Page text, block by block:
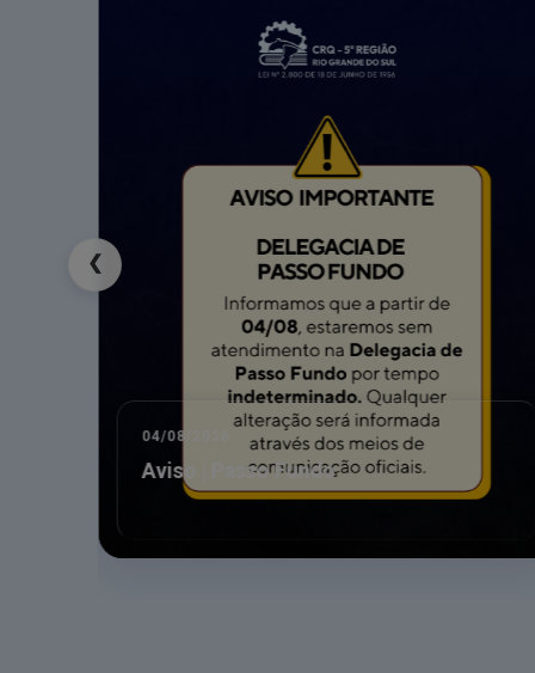
PEDIDOS DE APOIO E PATROCÍNIO
Os pedidos de Apoio e Patrocínio, antes
❮
04/08/2026
Aviso | Passo Fundo